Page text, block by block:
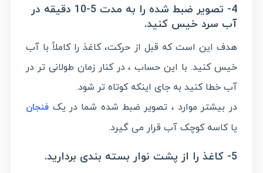
4- تصویر ضبط شده را به مدت 5-10 دقیقه در
آب سرد خیس کنید.
هدف این است که قبل از حرکت، کاغذ را کاملاً با آب
خیس کنید. با این حساب ، در کنار زمان طولانی تر در
آب خطا کنید به جای اینکه کوتاه تر شود.
در بیشتر موارد ، تصویر ضبط شده شما در یک فنجان
یا کاسه کوچک آب قرار می گیرد.
5- کاغذ را از پشت نوار بسته بندی بردارید.